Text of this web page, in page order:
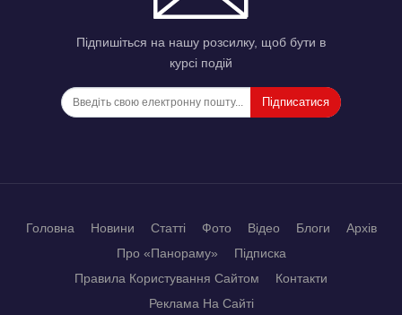
Підпишіться на нашу розсилку, щоб бути в
курсі подій
Підписатися
Головна Новини Статті Фото Відео Блоги
Архів
Про «Панораму»
Підписка
Правила Користування Сайтом
Контакти
Реклама На Сайті